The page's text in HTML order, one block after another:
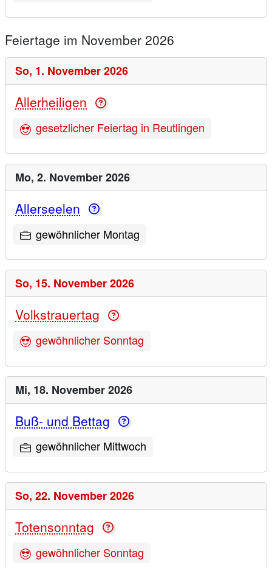
Feiertage im November 2026
So, 1. November 2026
Allerheiligen
gesetzlicher Feiertag in Reutlingen
Mo, 2. November 2026
Allerseelen
gewöhnlicher Montag
So, 15. November 2026
Volkstrauertag
gewöhnlicher Sonntag
Mi, 18. November 2026
Buß- und Bettag
gewöhnlicher Mittwoch
So, 22. November 2026
Totensonntag
gewöhnlicher Sonntag